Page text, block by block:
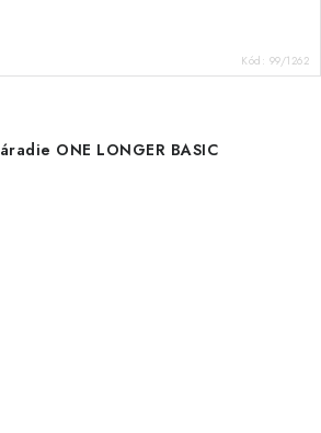
Kód: 99/1262
ONE LONGER BASIC